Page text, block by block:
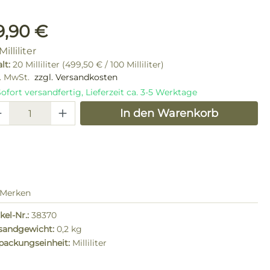
Preis:
€
20 Milliliter (499,50 € / 100 Milliliter)
MwSt. zzgl. Versandkosten
versandfertig, Lieferzeit ca. 3-5 Werktage
Anzahl: Gib denIn den Warenkorb
Merken
Nr.: 38370
0,2 kg
Milliliter